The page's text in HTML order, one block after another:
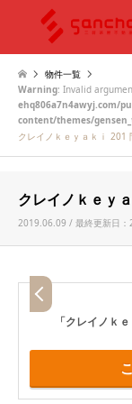
物件一覧
Warning: Invalid
ehq806a7n4awyj.com/
content/themes/
クレイノｋｅｙａｋｉ 201
クレイノｋｅｙ
2019.06.09 / 最終更新日
「クレイノｋ